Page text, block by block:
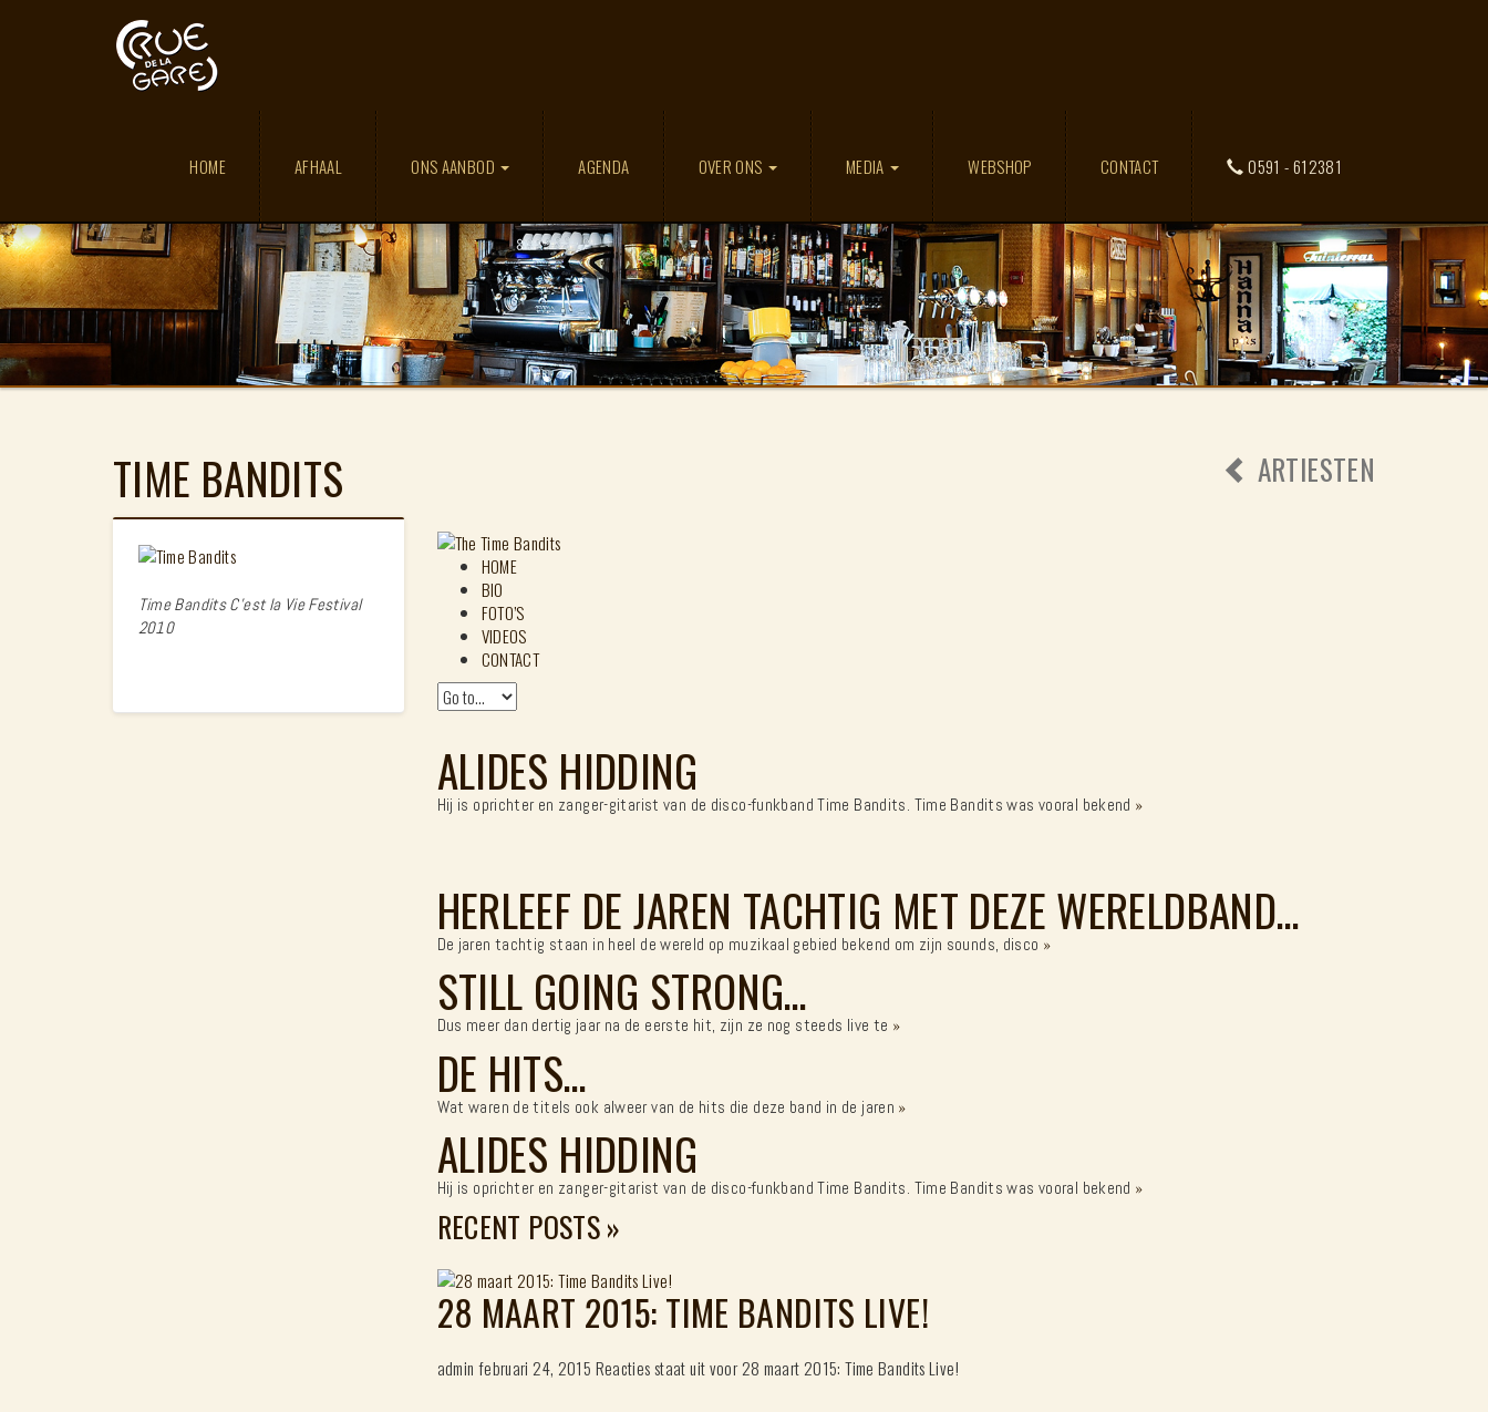
HOME AFHAAL ONS AANBOD AGENDA OVER ONS MEDIA WEBSHOP CONTACT 0591 - 612381
TIME BANDITS ARTIESTEN
Time Bandits C'est la Vie Festival
2010
HOME
BIO
FOTO’S
VIDEOS
CONTACT
ALIDES HIDDING
Hij is oprichter en zanger-gitarist van de disco-funkband Time Bandits. Time Bandits was vooral bekend »
HERLEEF DE JAREN TACHTIG MET DEZE WERELDBAND…
De jaren tachtig staan in heel de wereld op muzikaal gebied bekend om zijn sounds, disco »
STILL GOING STRONG…
Dus meer dan dertig jaar na de eerste hit, zijn ze nog steeds live te »
DE HITS…
Wat waren de titels ook alweer van de hits die deze band in de jaren »
ALIDES HIDDING
Hij is oprichter en zanger-gitarist van de disco-funkband Time Bandits. Time Bandits was vooral bekend »
RECENT POSTS»
28 MAART 2015: TIME BANDITS LIVE!
admin februari 24, 2015 Reacties staat uitvoor 28 maart 2015: Time Bandits Live!